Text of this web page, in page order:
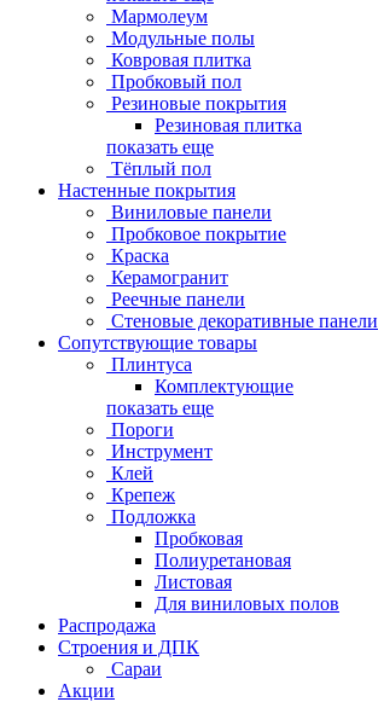
Мармолеум
Модульные полы
Ковровая плитка
Пробковый пол
Резиновые покрытия
Резиновая плитка
показать еще
Тёплый пол
Настенные покрытия
Виниловые панели
Пробковое покрытие
Краска
Керамогранит
Реечные панели
Стеновые декоративные панели
Сопутствующие товары
Плинтуса
Комплектующие
показать еще
Пороги
Инструмент
Клей
Крепеж
Подложка
Пробковая
Полиуретановая
Листовая
Для виниловых полов
Распродажа
Строения и ДПК
Сараи
Акции